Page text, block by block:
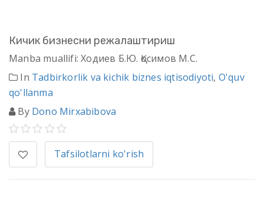
Кичик бизнесни режалаштириш
Manba muallifi: Ходиев Б.Ю. Қосимов М.С.
In Tadbirkorlik va kichik biznes iqtisodiyoti, O'quv
qo'llanma
By Dono Mirxabibova
Tafsilotlarni ko'rish